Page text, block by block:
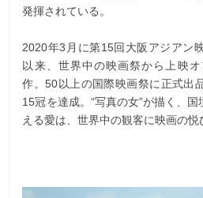
発揮されている。
2020年3月に第15回大阪アジアン
以来、世界中の映画祭から上映
作。50以上の国際映画祭に正式出
15冠を達成。“写真の女”が描く、
える愛は、世界中の観客に映画の悦